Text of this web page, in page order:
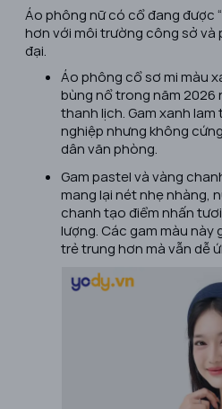
Áo phông nữ có cổ đang được
hơn với môi trường công sở và
đại.
Áo phông cổ sơ mi màu
bùng nổ trong năm 2026
thanh lịch. Gam xanh
nghiệp nhưng không
dân văn phòng.
Gam pastel và vàng
mang lại nét nhẹ nhàng,
chanh tạo điểm nhấn
lượng. Các gam màu
trẻ trung hơn mà vẫn dễ